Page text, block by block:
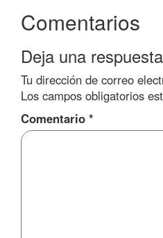
Comentarios
Deja una respuesta
Tu dirección de correo
Los campos obligatorios
Comentario *